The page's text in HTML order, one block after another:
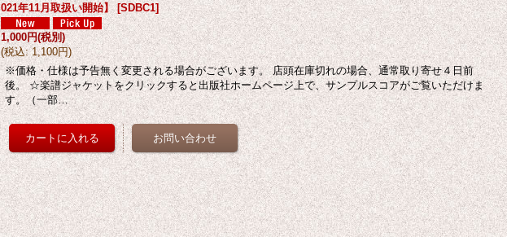
021年11月取扱い開始】 [SDBC1]
1,000円(税別)
(税込: 1,100円)
※価格・仕様は予告無く変更される場合がございます。 店頭在庫切れの場合、通常取り寄せ４日前
後。 ☆楽譜ジャケットをクリックすると出版社ホームページ上で、サンプルスコアがご覧いただけま
す。（一部…